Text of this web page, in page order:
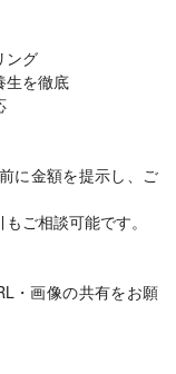
ング
生を徹底
に金額を提示し、ご
ご相談可能です。
・画像の共有をお願